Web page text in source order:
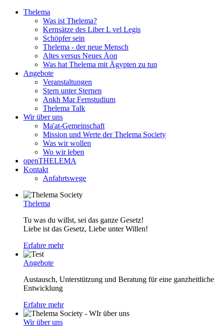
Thelema
Was ist Thelema?
Kernsätze des Liber L vel Legis
Schöpfer sein
Thelema - der neue Mensch
Altes versus Neues Äon
Was hat Thelema mit Ägypten zu tun
Angebote
Veranstaltungen
Stern unter Sternen
Ankh Mar Fernstudium
Thelema Talk
Wir über uns
Ma'at-Gemeinschaft
Mission und Werte der Thelema Society
Was wir wollen
Wo wir leben
openTHELEMA
Kontakt
Anfahrtswege
Thelema
Tu was du willst, sei das ganze Gesetz!
Liebe ist das Gesetz, Liebe unter Willen!
Erfahre mehr
Angebote
Austausch, Unterstützung und Beratung für eine ganzheitliche
Entwicklung
Erfahre mehr
Wir über uns